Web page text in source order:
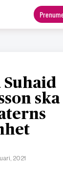
Suhaid
2021